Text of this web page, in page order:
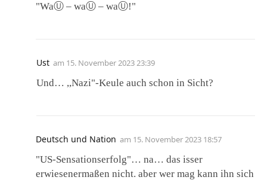
"WaⓊ – waⓊ – waⓊ!"
Ust am 15. November 2023 23:39
Und… ,,Nazi"-Keule auch schon in Sicht?
Deutsch und Nation am 15. November 2023 18:57
"US-Sensationserfolg"… na… das isser
erwiesenermaßen nicht. aber wer mag kann ihn sich